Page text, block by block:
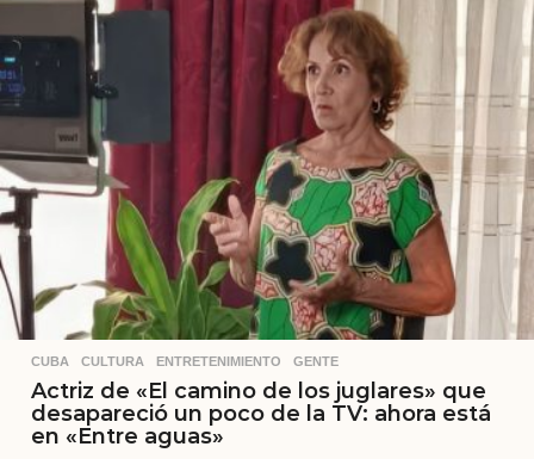
CUBA ,CULTURA ,ENTRETENIMIENTO ,GENTE
Actriz de «El camino de los juglares» que
desapareció un poco de la TV: ahora está
en «Entre aguas»